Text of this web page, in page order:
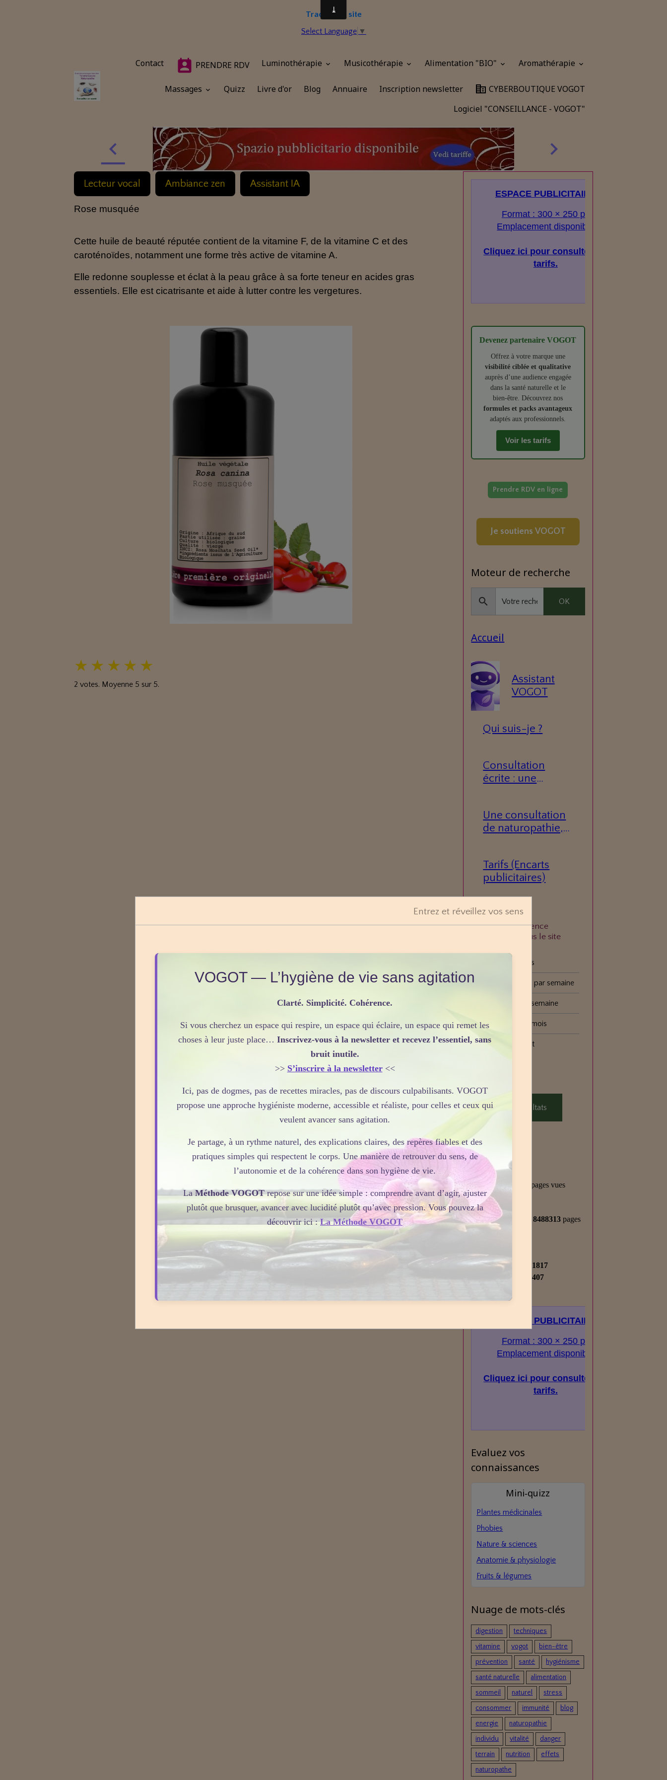
Traduire le site
Select Language ▼
Contact PRENDRE RDV Luminothérapie Musicothérapie Alimentation "BIO" Aromathérapie
Massages Quizz Livre d'or Blog Annuaire Inscription newsletter
CYBERBOUTIQUE VOGOT
Logiciel "CONSEILLANCE - VOGOT"
Lecteur vocal Ambiance zen Assistant IA
Rose musquée
Cette huile de beauté réputée contient de la vitamine F, de la vitamine C et des
caroténoïdes, notamment une forme très active de vitamine A.
Elle redonne souplesse et éclat à la peau grâce à sa forte teneur en acides gras
essentiels. Elle est cicatrisante et aide à lutter contre les vergetures.
★ ★ ★ ★ ★
2 votes. Moyenne 5 sur 5.
ESPACE PUBLICITAIRE
Format : 300 × 250 px
Emplacement disponible
Cliquez ici pour consulter les
tarifs.
Devenez partenaire VOGOT
Offrez à votre marque une
visibilité ciblée et qualitative
auprès d’une audience engagée
dans la santé naturelle et le
bien‑être. Découvrez nos
formules et packs avantageux
adaptés aux professionnels.
Voir les tarifs
Prendre RDV en ligne
Je soutiens VOGOT
Moteur de recherche
OK
Accueil
Assistant
VOGOT
Qui suis-je ?
Consultation
écrite : une
votre question.
Une consultation
de naturopathie,
Tarifs (Encarts
publicitaires)
À quelle fréquence
consultez-vous le site
Tous les jours
Plusieurs fois par semaine
Une fois par semaine
Une fois par mois
Plus rarement
Voir les résultats
Statistiques
Aujourd'hui
visiteurs - pages vues
Total
2713589visiteurs -8488313 pages
Nombre de pages : 1817
Nombre d'articles :407
ESPACE PUBLICITAIRE
Format : 300 × 250 px
Emplacement disponible
Cliquez ici pour consulter les
tarifs.
Evaluez vos
connaissances
Mini‑quizz
Plantes médicinales
Phobies
Nature & sciences
Anatomie & physiologie
Fruits & légumes
Nuage de mots-clés
digestion
techniques
vitamine
vogot
bien-être
prévention
santé
hygiénisme
santé naturelle
alimentation
sommeil
naturel
stress
consommer
immunité
blog
energie
naturopathie
individu
vitalité
danger
terrain
nutrition
effets
naturopathe
Entrez et réveillez vos sens
VOGOT — L’hygiène de vie sans agitation
Clarté. Simplicité. Cohérence.
Si vous cherchez un espace qui respire, un espace qui éclaire, un espace qui remet les
choses à leur juste place… Inscrivez-vous à la newsletter et recevez l’essentiel, sans
bruit inutile.
>> S’inscrire à la newsletter<<
Ici, pas de dogmes, pas de recettes miracles, pas de discours culpabilisants. VOGOT
propose une approche hygiéniste moderne, accessible et réaliste, pour celles et ceux qui
veulent avancer sans agitation.
Je partage, à un rythme naturel, des explications claires, des repères fiables et des
pratiques simples qui respectent le corps. Une manière de retrouver du sens, de
l’autonomie et de la cohérence dans son hygiène de vie.
LaMéthode VOGOTrepose sur une idée simple : comprendre avant d’agir, ajuster
plutôt que brusquer, avancer avec lucidité plutôt qu’avec pression. Vous pouvez la
découvrir ici :La Méthode VOGOT